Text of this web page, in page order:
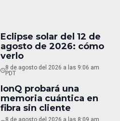
Eclipse solar del 12 de
agosto de 2026: cómo
verlo
8 de agosto del 2026 a las 9:06 am
PDT
IonQ probará una
memoria cuántica en
fibra sin cliente
8 de agosto del 2026 a las 8:09 am